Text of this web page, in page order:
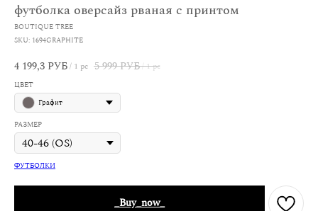
футболка оверсайз рваная с принтом
BOUTIQUE TREE
SKU: 1694GRAPHITE
4 199,3 РУБ/ 1 pc 5 999РУБ/1 pc
ЦВЕТ
Графит
РАЗМЕР
ФУТБОЛКИ
_Buy_now_